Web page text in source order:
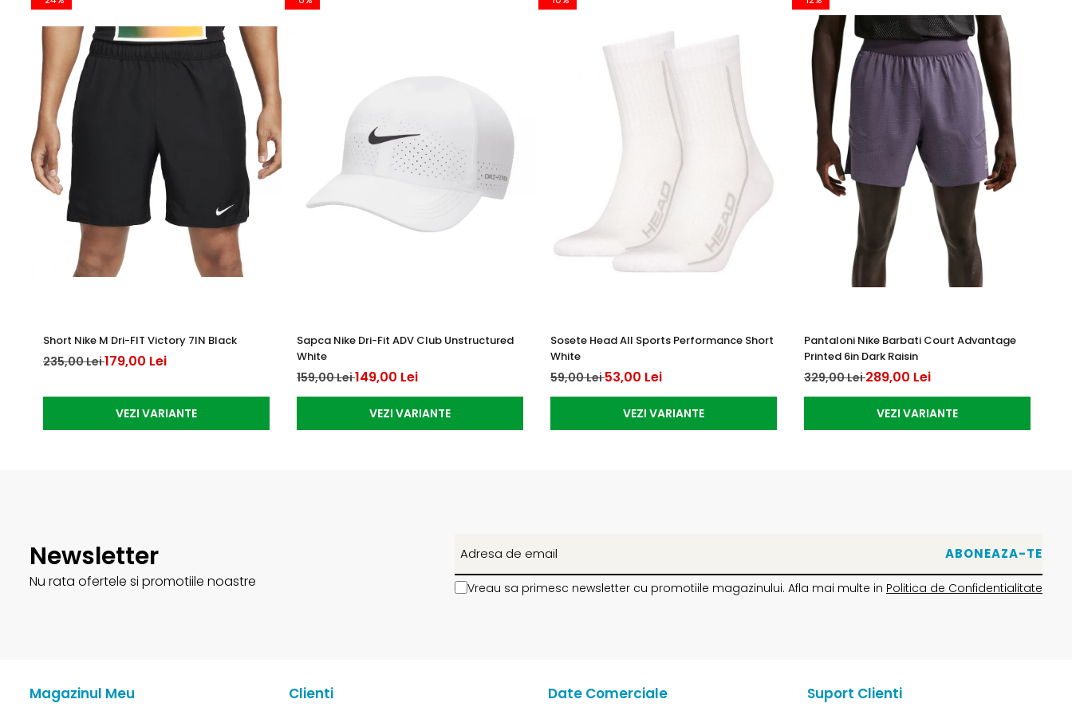
Short Nike M Dri-FIT Victory 7IN Black
235,00 Lei179,00 Lei
VEZI VARIANTE
Sapca Nike Dri-Fit ADV Club Unstructured
White
159,00 Lei149,00 Lei
VEZI VARIANTE
Sosete Head All Sports Performance Short
White
59,00 Lei53,00 Lei
VEZI VARIANTE
Pantaloni Nike Barbati Court Advantage
Printed 6in Dark Raisin
329,00 Lei289,00 Lei
VEZI VARIANTE
Newsletter
Nu rata ofertele si promotiile noastre Vreau sa primesc newsletter cu promotiile magazinului. Afla mai multe in Politica de Confidentialitate
Magazinul Meu Clienti Date Comerciale Suport Clienti